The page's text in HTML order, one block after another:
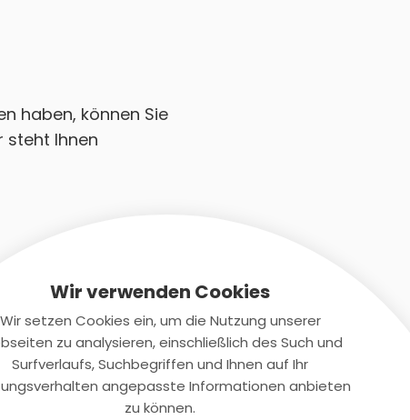
haben, können Sie
steht Ihnen
Kontaktiere uns
+(49)2131/708-4280
Wir verwenden Cookies
Wir setzen Cookies ein, um die Nutzung unserer
zu analysieren, einschließlich des Such und
Surfverlaufs, Suchbegriffen und Ihnen auf Ihr
angepasste Informationen anbieten
zu können.